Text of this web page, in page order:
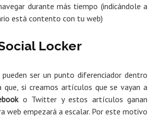
durante más tiempo (indicándole a
está contento con tu web)
Locker
pueden ser un punto diferenciador dentro
que, si creamos artículos que se vayan a
o Twitter y estos artículos ganan
web empezará a escalar. Por este motivo